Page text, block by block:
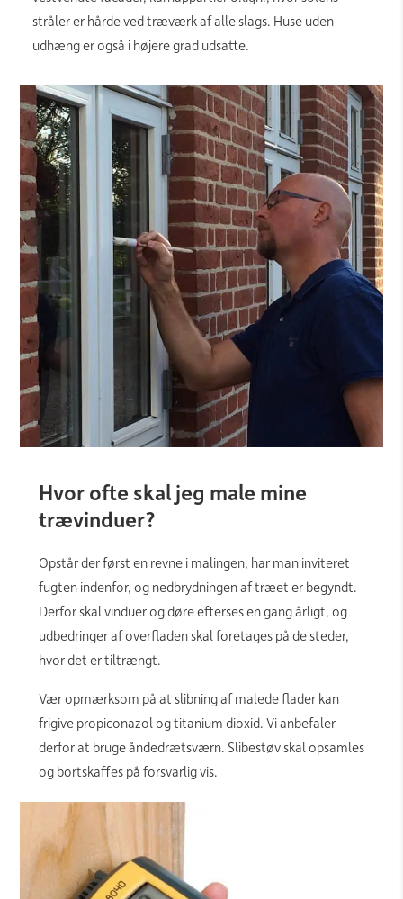
stråler er hårde ved træværk af alle slags. Huse uden
udhæng er også i højere grad udsatte.
Hvor ofte skal jeg male mine
trævinduer?
Opstår der først en revne i malingen, har man inviteret
fugten indenfor, og nedbrydningen af træet er begyndt.
Derfor skal vinduer og døre efterses en gang årligt, og
udbedringer af overfladen skal foretages på de steder,
hvor det er tiltrængt.
Vær opmærksom på at slibning af malede flader kan
frigive propiconazol og titanium dioxid. Vi anbefaler
derfor at bruge åndedrætsværn. Slibestøv skal opsamles
og bortskaffes på forsvarlig vis.